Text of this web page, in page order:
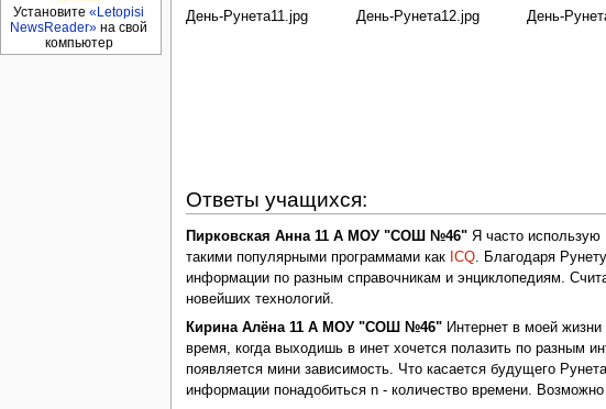
День-Рунета11.jpg
День-Рунета12.jpg День-
Ответы учащихся:
Пирковская Анна 11 А МОУ "СОШ №46"Я часто использую
такими популярными программами как ICQ. Благодаря
информации по разным справочникам и энциклопедиям.
новейших технологий.
Кирина Алёна 11 А МОУ "СОШ №46"Интернет в моей жизни
время, когда выходишь в инет хочется полазить по разным
появляется мини зависимость. Что касается будущего
информации понадобиться n - количество времени.
Установите«Letopisi
NewsReader» на свой
компьютер